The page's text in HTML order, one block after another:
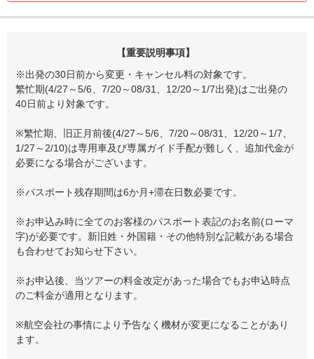
【重要説明事項】
※出発の30日前から変更・キャンセル料の対象です。
繁忙期(4/27～5/6、7/20～08/31、12/20～1/7出発)はご出発の
40日前より対象です。
※繁忙期、旧正月前後(4/27～5/6、7/20～08/31、12/20～1/7、
1/27～2/10)は専用車及び専属ガイド手配が難しく、追加代金が
必要になる場合がございます。
※パスポート残存期間は6か月+滞在日数必要です。
※お申込み時に全てのお客様のパスポート表記のお名前(ローマ
字)が必要です。新旧姓・外国籍・その他特別な記載がある場合
も合わせてお知らせ下さい。
※お申込後、当ツアーの料金改定があった場合でもお申込時点
のご料金が適用となります。
※航空会社の事情により予告なく機材が変更になることがあり
ます。